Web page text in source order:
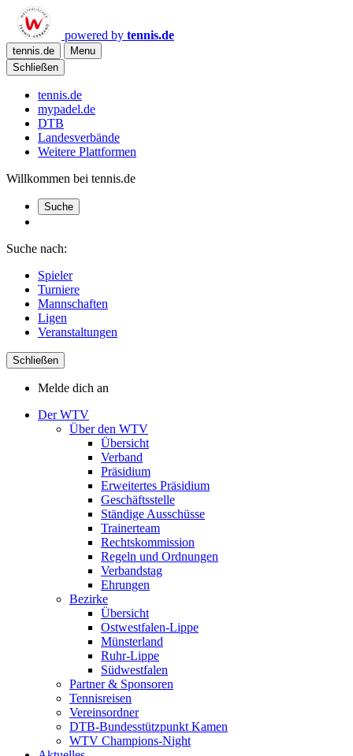
powered by tennis.de
tennis.de
Menu
Schließen
tennis.de
mypadel.de
DTB
Landesverbände
Weitere Plattformen
Willkommen bei tennis.de
Suche
Suche nach:
Spieler
Turniere
Mannschaften
Ligen
Veranstaltungen
Schließen
Melde dich an
Der WTV
Über den WTV
Übersicht
Verband
Präsidium
Erweitertes Präsidium
Geschäftsstelle
Ständige Ausschüsse
Trainerteam
Rechtskommission
Regeln und Ordnungen
Verbandstag
Ehrungen
Bezirke
Übersicht
Ostwestfalen-Lippe
Münsterland
Ruhr-Lippe
Südwestfalen
Partner & Sponsoren
Tennisreisen
Vereinsordner
DTB-Bundesstützpunkt Kamen
WTV Champions-Night